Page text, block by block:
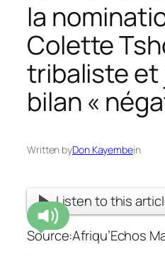
la
Colette
tribaliste et
bilan «
Written byDon Kayembein
Listen to this
Source:Afriqu’Echos